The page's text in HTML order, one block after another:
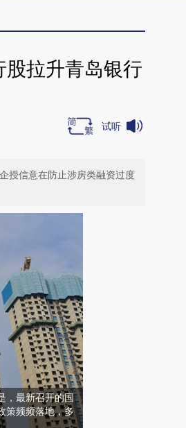
拉升青岛银行
试听
授信意在防止涉房类融资过度
，最新召开的国
策频频落地，多